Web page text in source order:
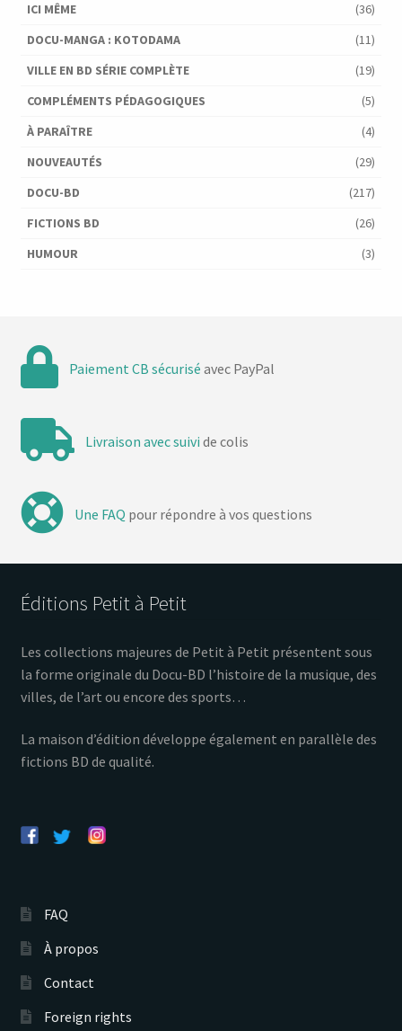
ICI MÊME
(36)
DOCU-MANGA : KOTODAMA
(11)
VILLE EN BD SÉRIE COMPLÈTE
(19)
COMPLÉMENTS PÉDAGOGIQUES
(5)
À PARAÎTRE
(4)
NOUVEAUTÉS
(29)
DOCU-BD
(217)
FICTIONS BD
(26)
HUMOUR
(3)
Paiement CB sécurisé avec PayPal
Livraison avec suivi de colis
Une FAQ pour répondre à vos questions
Éditions Petit à Petit
Les collections majeures de Petit à Petit présentent sous
la forme originale du Docu-BD l’histoire de la musique, des
villes, de l’art ou encore des sports…
La maison d’édition développe également en parallèle des
fictions BD de qualité.
FAQ
À propos
Contact
Foreign rights